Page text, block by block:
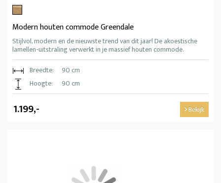
Modern houten commode Greendale
Stijlvol, modern en de nieuwste trend van dit jaar! De akoestische
lamellen-uitstraling verwerkt in je massief houten commode.
Breedte:
90 cm
Hoogte:
90 cm
1.199,- Bekijk